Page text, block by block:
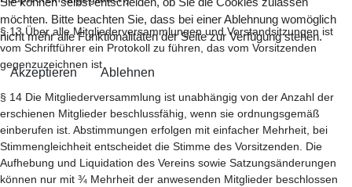
§ 13 Über alle Mitgliederversammlungen und Vorstandsitzungen ist
vom Schriftführer ein Protokoll zu führen, das vom Vorsitzenden
gegenzuzeichnen ist
§ 14 Die Mitgliederversammlung ist unabhängig von der Anzahl der
erschienen Mitglieder beschlussfähig, wenn sie ordnungsgemäß
einberufen ist. Abstimmungen erfolgen mit einfacher Mehrheit, bei
Stimmengleichheit entscheidet die Stimme des Vorsitzenden. Die
Aufhebung und Liquidation des Vereins sowie Satzungsänderungen
können nur mit ¾ Mehrheit der anwesenden Mitglieder beschlossen
möchten. Bitte beachten Sie, dass bei einer Ablehnung womöglich
nicht mehr alle Funktionalitäten der Seite zur Verfügung stehen.
Akzeptieren Ablehnen